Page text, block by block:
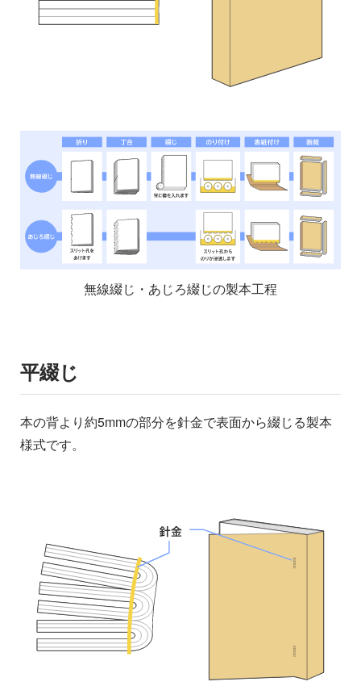
無線綴じ・あじろ綴じの製本工程
平綴じ
本の背より約5mmの部分を針金で表面から綴じる製本
様式です。